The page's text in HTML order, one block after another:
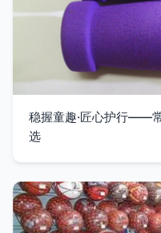
稳握童趣·匠心护行——
选